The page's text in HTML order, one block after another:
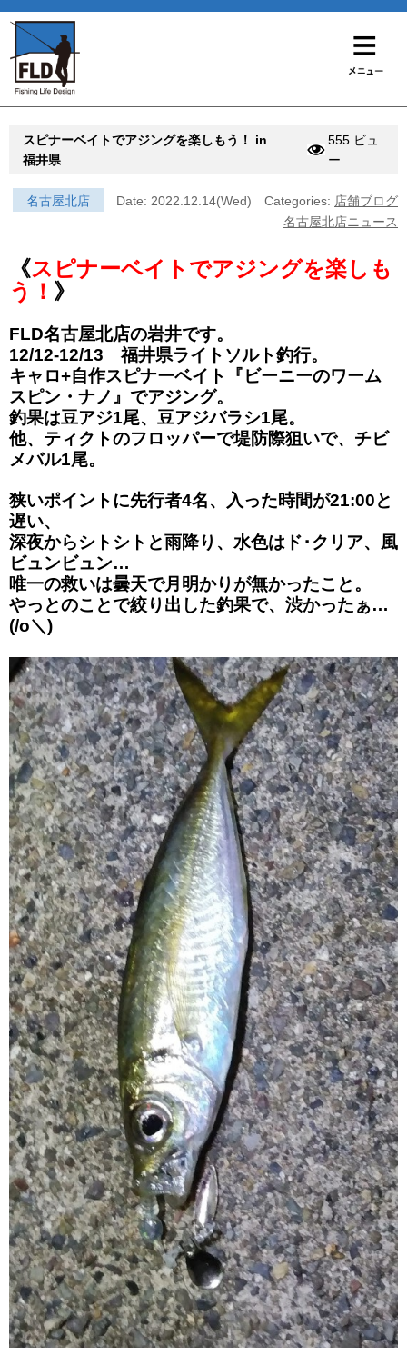
スピナーベイトでアジングを楽しもう！ in
福井県
555 ビュ
ー
名古屋北店 Date: 2022.12.14(Wed) Categories: 店舗ブログ
名古屋北店ニュース
《スピナーベイトでアジングを楽しも
う！ 》
FLD名古屋北店の岩井です。
12/12-12/13 福井県ライトソルト釣行。
キャロ+自作スピナーベイト『ビーニーのワーム
スピン・ナノ』でアジング。
釣果は豆アジ1尾、豆アジバラシ1尾。
他、ティクトのフロッパーで堤防際狙いで、チビ
メバル1尾。
狭いポイントに先行者4名、入った時間が21:00と
遅い、
深夜からシトシトと雨降り、水色はド･クリア、風
ビュンビュン…
唯一の救いは曇天で月明かりが無かったこと。
やっとのことで絞り出した釣果で、渋かったぁ…
(/o＼)